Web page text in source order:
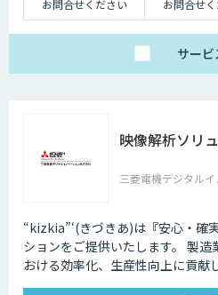
お問合せください
お問合せ
サービ
映像解析ソリ
三菱電機デジタル
“kizkia”‘(きづきあ)は『安心・確
ションをご提供いたします。 製
おける効率化、生産性向上に貢献